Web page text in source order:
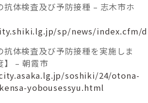
抗体検査及び予防接種 – 志木市ホ
sp/news/index.cfm/
抗体検査及び予防接種を実施しま
】 – 朝霞市
soshiki/24/otona-
yobousessyu.html